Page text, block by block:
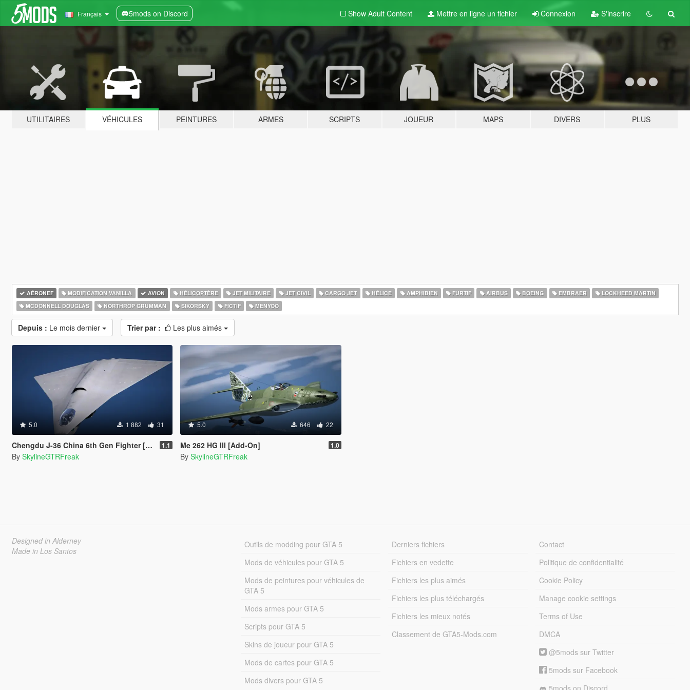
Français 5mods on Discord Show Adult Content Mettre en ligne un fichier Connexion S'inscrire
UTILITAIRES VÉHICULES PEINTURES ARMES SCRIPTS JOUEUR MAPS DIVERS PLUS
AÉRONEF MODIFICATION VANILLA AVION HÉLICOPTÈRE JET MILITAIRE JET CIVIL CARGO JET HÉLICE AMPHIBIEN FURTIF AIRBUS BOEING EMBRAER
LOCKHEED MARTIN
MCDONNELL DOUGLAS
NORTHROP GRUMMAN SIKORSKY FICTIF MENYOO
Depuis : Le mois dernier Trier par : Les plus aimés
5.0 1 882 31
Chengdu J-36 China 6th Gen Fighter [Add-On | VehFuncs V] 1.1
By SkylineGTRFreak
5.0 646 22
Me 262 HG III [Add-On] 1.0
By SkylineGTRFreak
Designed in Alderney
Made in Los Santos
Outils de modding pour GTA 5
Mods de véhicules pour GTA 5
Mods de peintures pour véhicules de
GTA 5
Mods armes pour GTA 5
Scripts pour GTA 5
Skins de joueur pour GTA 5
Mods de cartes pour GTA 5
Mods divers pour GTA 5
Derniers fichiers
Fichiers en vedette
Fichiers les plus aimés
Fichiers les plus téléchargés
Fichiers les mieux notés
Classement de GTA5-Mods.com
Contact
Politique de confidentialité
Cookie Policy
Manage cookie settings
Terms of Use
DMCA
@5mods sur Twitter
5mods sur Facebook
5mods on Discord